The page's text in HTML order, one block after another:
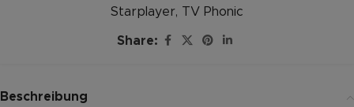
Starplayer, TV Phonic
Share:
Beschreibung